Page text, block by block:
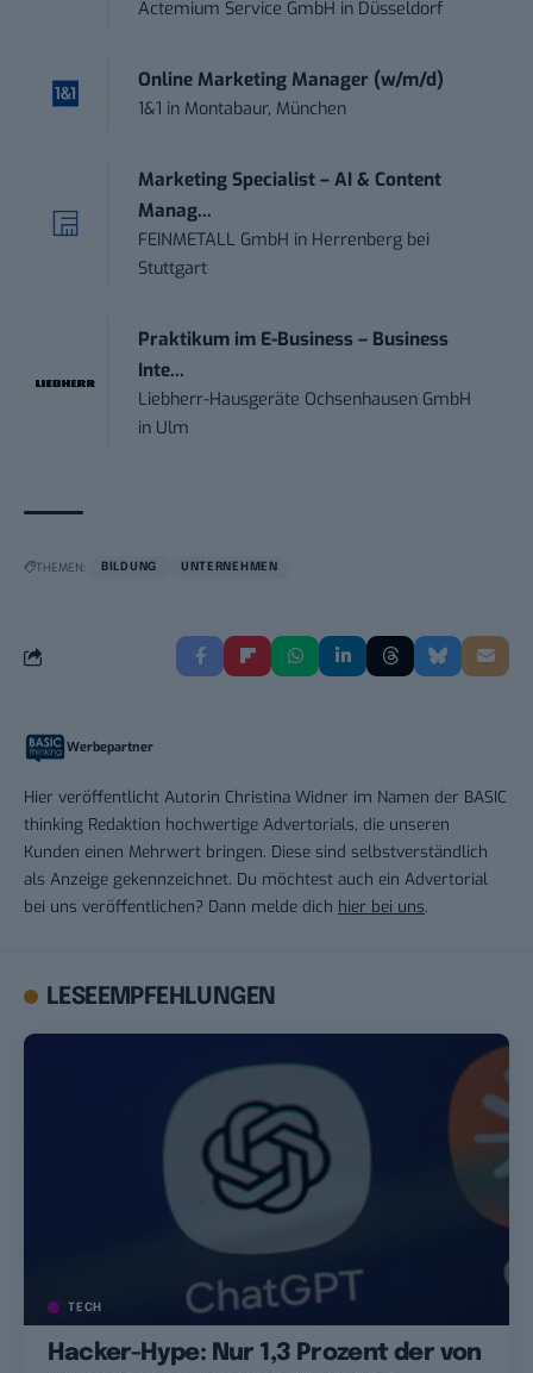
Actemium Service GmbH in Düsseldorf
Online Marketing Manager (w/m/d)
1&1 in Montabaur, München
Marketing Specialist – AI & Content
Manag...
FEINMETALL GmbH in Herrenberg bei
Stuttgart
Praktikum im E-Business – Business
Inte...
Liebherr-Hausgeräte Ochsenhausen GmbH
in Ulm
THEMEN: BILDUNG UNTERNEHMEN
Werbepartner
Hier veröffentlicht Autorin Christina Widner im Namen der BASIC
thinking Redaktion hochwertige Advertorials, die unseren
Kunden einen Mehrwert bringen. Diese sind selbstverständlich
als Anzeige gekennzeichnet. Du möchtest auch ein Advertorial
bei uns veröffentlichen? Dann melde dich hier bei uns.
LESEEMPFEHLUNGEN
TECH
Hacker-Hype: Nur 1,3 Prozent der von